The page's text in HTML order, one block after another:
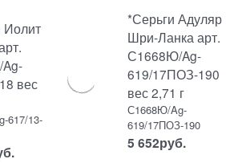
Иолит
вес
617/13-
*Серьги Адуляр
Шри-Ланка арт.
С1668Ю/Ag-
619/17ПОЗ-190
вес 2,71 г
С1668Ю/Ag-
619/17ПОЗ-190
5 652руб.